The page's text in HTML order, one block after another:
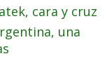
cara y cruz
una